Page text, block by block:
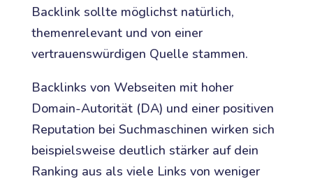
Backlink sollte möglichst natürlich,
themenrelevant und von einer
vertrauenswürdigen Quelle stammen.
Backlinks von Webseiten mit hoher
Domain-Autorität (DA) und einer positiven
Reputation bei Suchmaschinen wirken sich
beispielsweise deutlich stärker auf dein
Ranking aus als viele Links von weniger